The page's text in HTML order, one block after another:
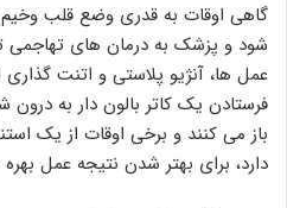
گاهی اوقات به قدری وضع قلب
شود و پزشک به درمان های تهاجمی
عمل ها، آنژیو پلاستی و اتنت
فرستادن یک کاتر بالون دار به
باز می کنند و برخی اوقات از یک
دارد، برای بهتر شدن نتیجه عمل